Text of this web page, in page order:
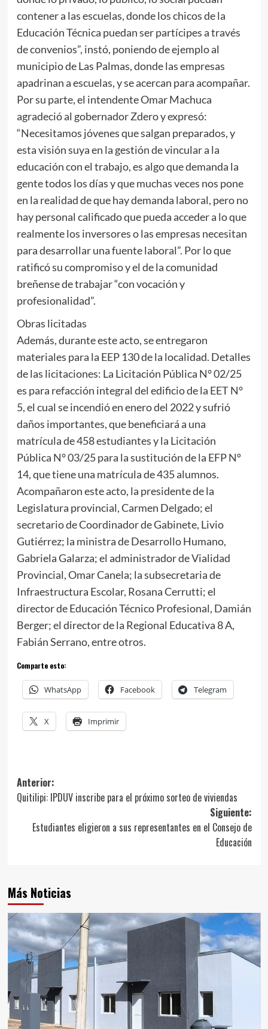
contener a las escuelas, donde los chicos de la
Educación Técnica puedan ser partícipes a través
de convenios”, instó, poniendo de ejemplo al
municipio de Las Palmas, donde las empresas
apadrinan a escuelas, y se acercan para acompañar.
Por su parte, el intendente Omar Machuca
agradeció al gobernador Zdero y expresó:
“Necesitamos jóvenes que salgan preparados, y
esta visión suya en la gestión de vincular a la
educación con el trabajo, es algo que demanda la
gente todos los días y que muchas veces nos pone
en la realidad de que hay demanda laboral, pero no
hay personal calificado que pueda acceder a lo que
realmente los inversores o las empresas necesitan
para desarrollar una fuente laboral”. Por lo que
ratificó su compromiso y el de la comunidad
breñense de trabajar “con vocación y
profesionalidad”.
Obras licitadas
Además, durante este acto, se entregaron
materiales para la EEP 130 de la localidad. Detalles
de las licitaciones: La Licitación Pública N° 02/25
es para refacción integral del edificio de la EET N°
5, el cual se incendió en enero del 2022 y sufrió
daños importantes, que beneficiará a una
matrícula de 458 estudiantes y la Licitación
Pública N° 03/25 para la sustitución de la EFP Nº
14, que tiene una matrícula de 435 alumnos.
Acompañaron este acto, la presidente de la
Legislatura provincial, Carmen Delgado; el
secretario de Coordinador de Gabinete, Livio
Gutiérrez; la ministra de Desarrollo Humano,
Gabriela Galarza; el administrador de Vialidad
Provincial, Omar Canela; la subsecretaria de
Infraestructura Escolar, Rosana Cerrutti; el
director de Educación Técnico Profesional, Damián
Berger; el director de la Regional Educativa 8 A,
Fabián Serrano, entre otros.
Comparte esto:
WhatsApp Facebook Telegram
X Imprimir
Navegación
de
entradas
Anterior:
Quitilipi: IPDUV inscribe para el próximo sorteo de viviendas
Siguiente:
Estudiantes eligieron a sus representantes en el Consejo de
Educación
Más Noticias